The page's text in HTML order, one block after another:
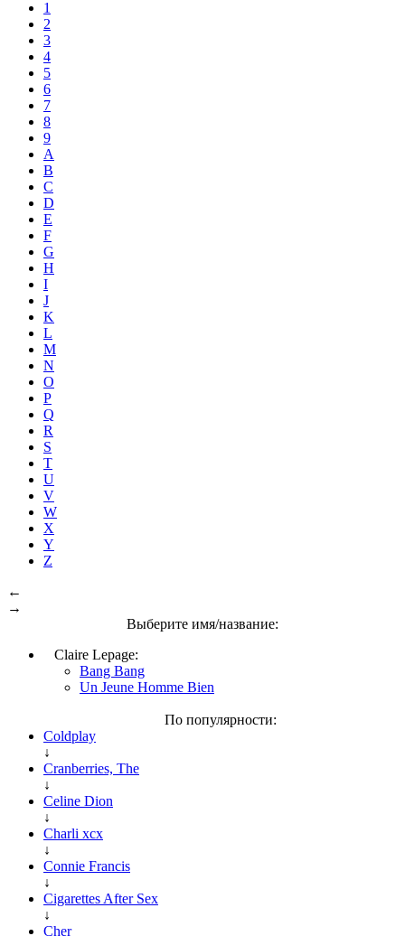
1
2
3
4
5
6
7
8
9
A
B
C
D
E
F
G
H
I
J
K
L
M
N
O
P
Q
R
S
T
U
V
W
X
Y
Z
←
→
Выберите имя/название:
Claire Lepage:
Bang Bang
Un Jeune Homme Bien
По популярности:
Coldplay
↓
Cranberries, The
↓
Celine Dion
↓
Charli xcx
↓
Connie Francis
↓
Cigarettes After Sex
↓
Cher